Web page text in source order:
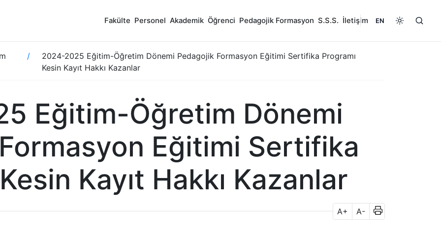
Fakülte Personel Akademik Öğrenci Pedagojik Formasyon S.S.S. İletişim EN
2024-2025 Eğitim-Öğretim Dönemi Pedagojik Formasyon Eğitimi Sertifika Programı
Kesin Kayıt Hakkı Kazanlar
Eğitim-Öğretim Dönemi
Eğitimi Sertifika
Kayıt Hakkı Kazanlar
A+ A-